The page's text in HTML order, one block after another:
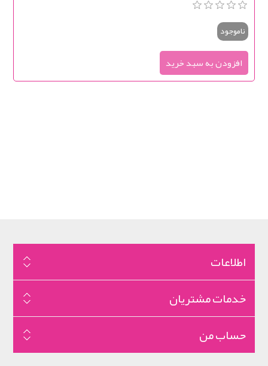
ناموجود
اطلاعات
خدمات مشتریان
حساب من